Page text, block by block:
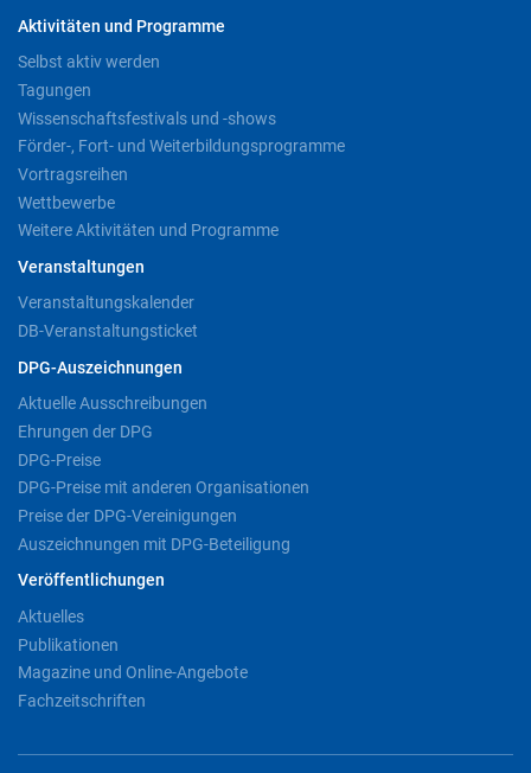
Aktivitäten und Programme
Selbst aktiv werden
Tagungen
Wissenschaftsfestivals und -shows
Förder-, Fort- und Weiterbildungsprogramme
Vortragsreihen
Wettbewerbe
Weitere Aktivitäten und Programme
Veranstaltungen
Veranstaltungskalender
DB-Veranstaltungsticket
DPG-Auszeichnungen
Aktuelle Ausschreibungen
Ehrungen der DPG
DPG-Preise
DPG-Preise mit anderen Organisationen
Preise der DPG-Vereinigungen
Auszeichnungen mit DPG-Beteiligung
Veröffentlichungen
Aktuelles
Publikationen
Magazine und Online-Angebote
Fachzeitschriften